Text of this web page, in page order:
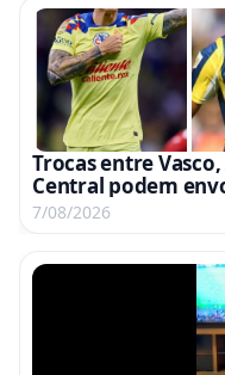
Trocas entre
Central podem
Campaz e Marino
7/08/2026